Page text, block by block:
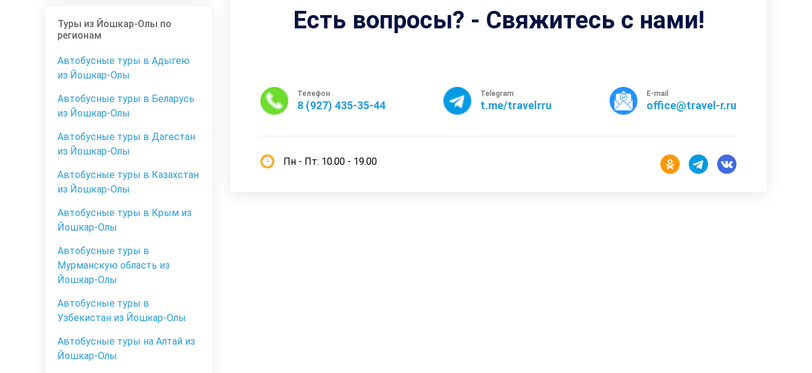
Туры из Йошкар-Олы по
регионам
Автобусные туры в Адыгею
из Йошкар-Олы
Автобусные туры в Беларусь
из Йошкар-Олы
Автобусные туры в Дагестан
из Йошкар-Олы
Автобусные туры в Казахстан
из Йошкар-Олы
Автобусные туры в Крым из
Йошкар-Олы
Автобусные туры в
Мурманскую область из
Йошкар-Олы
Автобусные туры в
Узбекистан из Йошкар-Олы
Автобусные туры на Алтай из
Йошкар-Олы
Есть вопросы? - Свяжитесь с нами!
Телефон
8 (927) 435-35-44
Telegram
t.me/travelrru
E-mail
office@travel-r.ru
Пн - Пт: 10.00 - 19.00